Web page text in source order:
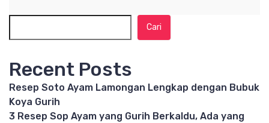
Cari
Recent Posts
Resep Soto Ayam Lamongan Lengkap dengan Bubuk
Koya Gurih
3 Resep Sop Ayam yang Gurih Berkaldu, Ada yang